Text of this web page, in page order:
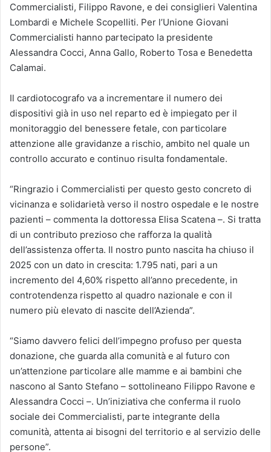
Commercialisti, Filippo Ravone, e dei consiglieri Valentina
Lombardi e Michele Scopelliti. Per l’Unione Giovani
Commercialisti hanno partecipato la presidente
Alessandra Cocci, Anna Gallo, Roberto Tosa e Benedetta
Calamai.
Il cardiotocografo va a incrementare il numero dei
dispositivi già in uso nel reparto ed è impiegato per il
monitoraggio del benessere fetale, con particolare
attenzione alle gravidanze a rischio, ambito nel quale un
controllo accurato e continuo risulta fondamentale.
“Ringrazio i Commercialisti per questo gesto concreto di
vicinanza e solidarietà verso il nostro ospedale e le nostre
pazienti – commenta la dottoressa Elisa Scatena –. Si tratta
di un contributo prezioso che rafforza la qualità
dell’assistenza offerta. Il nostro punto nascita ha chiuso il
2025 con un dato in crescita: 1.795 nati, pari a un
incremento del 4,60% rispetto all’anno precedente, in
controtendenza rispetto al quadro nazionale e con il
numero più elevato di nascite dell’Azienda”.
“Siamo davvero felici dell’impegno profuso per questa
donazione, che guarda alla comunità e al futuro con
un’attenzione particolare alle mamme e ai bambini che
nascono al Santo Stefano – sottolineano Filippo Ravone e
Alessandra Cocci –. Un’iniziativa che conferma il ruolo
sociale dei Commercialisti, parte integrante della
comunità, attenta ai bisogni del territorio e al servizio delle
persone”.